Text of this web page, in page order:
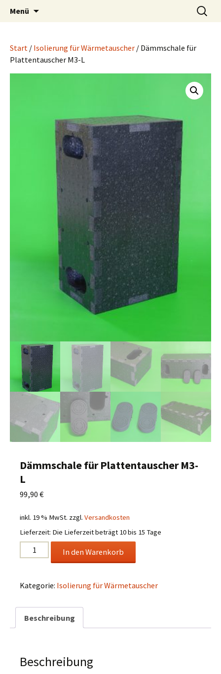
LUPI Wärmetechnik
Wärmetauscher Technik
Menü
Suchen
nach:
Start / Isolierung für Wärmetauscher / Dämmschale für
Plattentauscher M3-L
Dämmschale für Plattentauscher M3-
L
99,90 €
inkl. 19 % MwSt. zzgl. Versandkosten
Lieferzeit: Die Lieferzeit beträgt 10 bis 15 Tage
Dämmschale
für
M3-
Menge
In den Warenkorb
Kategorie: Isolierung für Wärmetauscher
Beschreibung
Beschreibung